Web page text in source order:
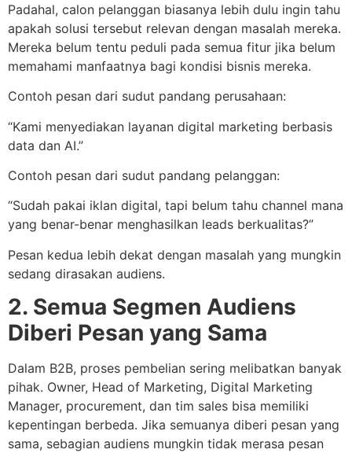
Padahal, calon pelanggan biasanya lebih dulu ingin tahu
apakah solusi tersebut relevan dengan masalah mereka.
Mereka belum tentu peduli pada semua fitur jika belum
memahami manfaatnya bagi kondisi bisnis mereka.
Contoh pesan dari sudut pandang perusahaan:
“Kami menyediakan layanan digital marketing berbasis
data dan AI.”
Contoh pesan dari sudut pandang pelanggan:
“Sudah pakai iklan digital, tapi belum tahu channel mana
yang benar-benar menghasilkan leads berkualitas?”
Pesan kedua lebih dekat dengan masalah yang mungkin
sedang dirasakan audiens.
2. Semua Segmen Audiens
Diberi Pesan yang Sama
Dalam B2B, proses pembelian sering melibatkan banyak
pihak. Owner, Head of Marketing, Digital Marketing
Manager, procurement, dan tim sales bisa memiliki
kepentingan berbeda. Jika semuanya diberi pesan yang
sama, sebagian audiens mungkin tidak merasa pesan